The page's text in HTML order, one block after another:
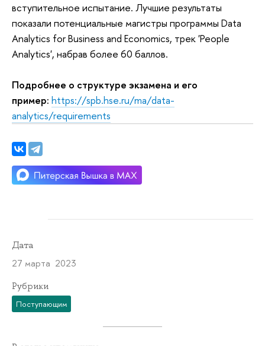
вступительное испытание. Лучшие результаты
показали потенциальные магистры программы Data
Analytics for Business and Economics, трек 'People
Analytics', набрав более 60 баллов.
Подробнее о структуре экзамена и его
пример: https://spb.hse.ru/ma/data-
analytics/requirements
Дата
27 марта 2023
Рубрики
Поступающим